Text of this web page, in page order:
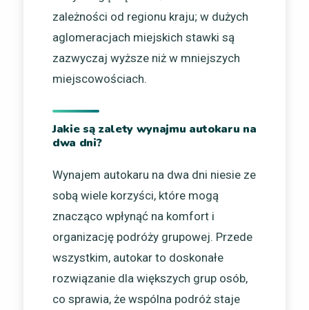
zależności od regionu kraju; w dużych
aglomeracjach miejskich stawki są
zazwyczaj wyższe niż w mniejszych
miejscowościach.
Jakie są zalety wynajmu autokaru na
dwa dni?
Wynajem autokaru na dwa dni niesie ze
sobą wiele korzyści, które mogą
znacząco wpłynąć na komfort i
organizację podróży grupowej. Przede
wszystkim, autokar to doskonałe
rozwiązanie dla większych grup osób,
co sprawia, że wspólna podróż staje